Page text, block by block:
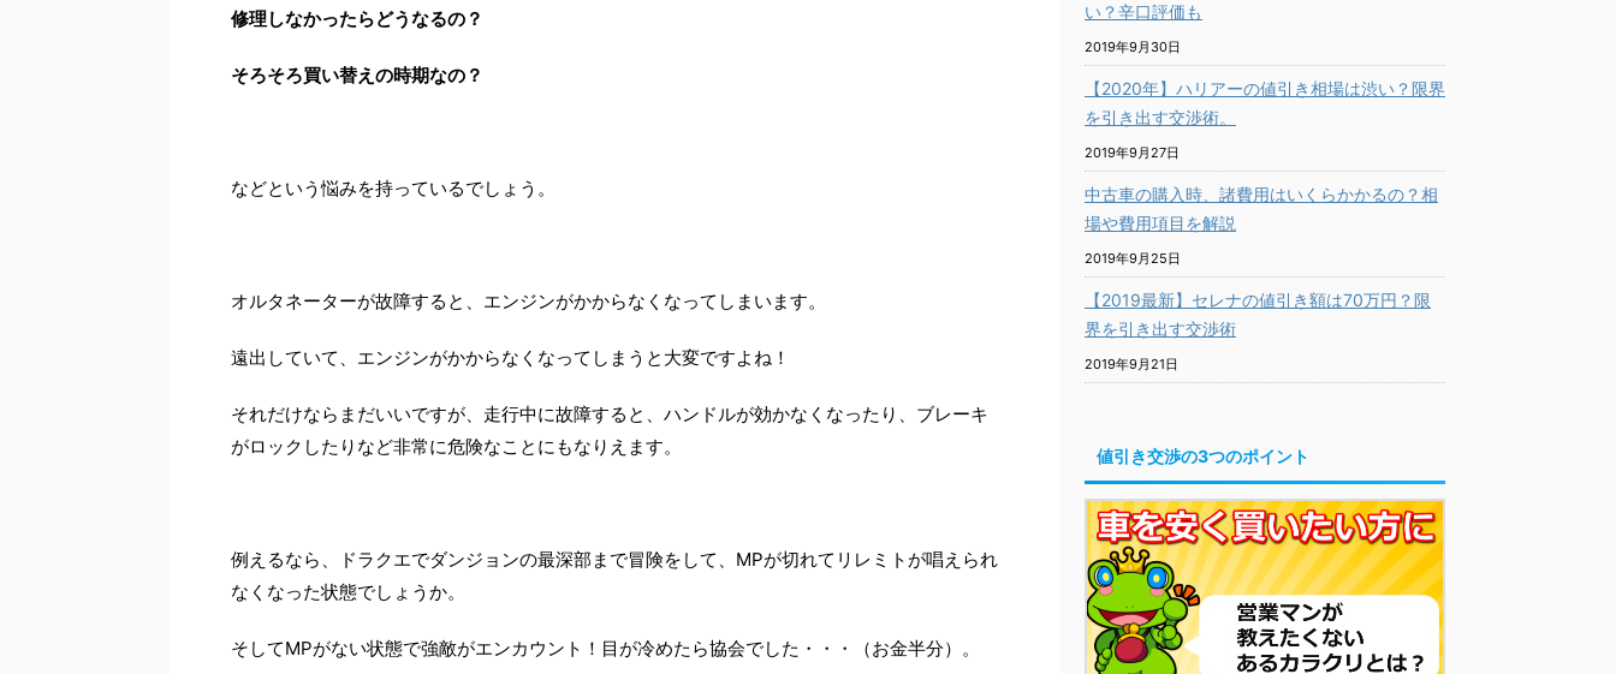
修理しなかったらどうなるの？
そろそろ買い替えの時期なの？
などという悩みを持っているでしょう。
オルタネーターが故障すると、エンジンがかからなくなってしまいます。
遠出していて、エンジンがかからなくなってしまうと大変ですよね！
それだけならまだいいですが、走行中に故障すると、ハンドルが効かなくなったり、ブレーキ
がロックしたりなど非常に危険なことにもなりえます。
例えるなら、ドラクエでダンジョンの最深部まで冒険をして、MPが切れてリレミトが唱えられ
なくなった状態でしょうか。
そしてMPがない状態で強敵がエンカウント！目が冷めたら協会でした・・・（お金半分）。
い？辛口評価も
2019年9月30日
【2020年】ハリアーの値引き相場は渋い？限界
を引き出す交渉術。
2019年9月27日
中古車の購入時、諸費用はいくらかかるの？相
場や費用項目を解説
2019年9月25日
【2019最新】セレナの値引き額は70万円？限
界を引き出す交渉術
2019年9月21日
値引き交渉の3つのポイント